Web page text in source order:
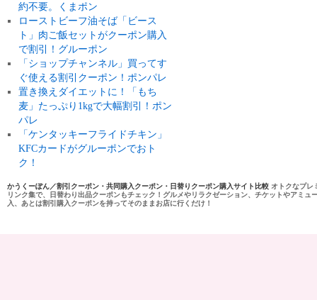
約不要。くまポン
ローストビーフ油そば「ビース
ト」肉ご飯セットがクーポン購入
で割引！グルーポン
「ショップチャンネル」買ってす
ぐ使える割引クーポン！ポンパレ
置き換えダイエットに！「もち
麦」たっぷり1kgで大幅割引！ポン
パレ
「ケンタッキーフライドチキン」
KFCカードがグルーポンでおト
ク！
かうくーぽん／割引クーポン・共同購入クーポン・日替りクーポン購入サイト比較 オトクなプレ
リンク集で、日替わり出品クーポンもチェック！グルメやリラクゼーション、チケットやアミ
入、あとは割引購入クーポンを持ってそのままお店に行くだけ！